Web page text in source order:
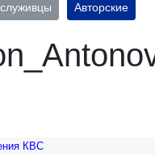
Авторские
КВС